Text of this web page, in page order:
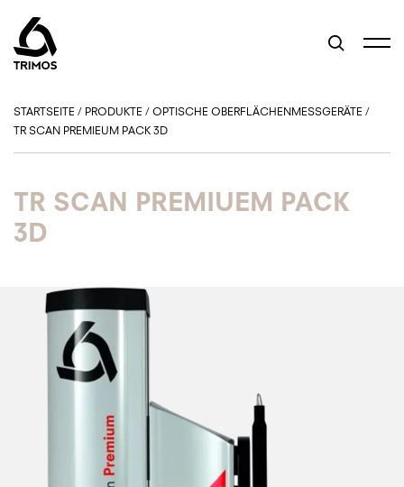
STARTSEITE / PRODUKTE / OPTISCHE OBERFLÄCHENMESSGERÄTE /
TR SCAN PREMIEUM PACK 3D
TR SCAN PREMIUEM PACK
3D